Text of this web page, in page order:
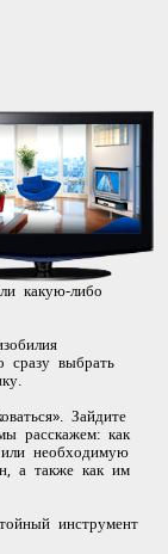
какую-либо
сразу выбрать
Зайдите
расскажем: как
необходимую
а также как им
инструмент